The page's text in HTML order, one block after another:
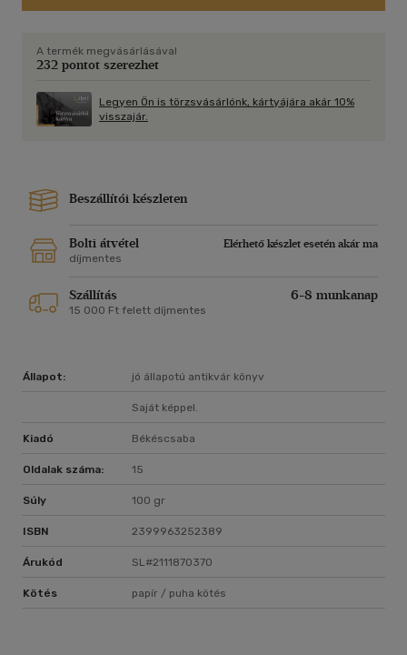
A termék megvásárlásával
232 pontot szerezhet
Legyen Ön is törzsvásárlónk, kártyájára akár 10%
visszajár.
Beszállítói készleten
Bolti átvétel
Elérhető készlet esetén akár ma
díjmentes
Szállítás 6-8 munkanap
15 000 Ft felett díjmentes
Állapot: jó állapotú antikvár könyv
Saját képpel.
Kiadó Békéscsaba
Oldalak száma: 15
Súly 100 gr
ISBN 2399963252389
Árukód SL#2111870370
Kötés papír / puha kötés